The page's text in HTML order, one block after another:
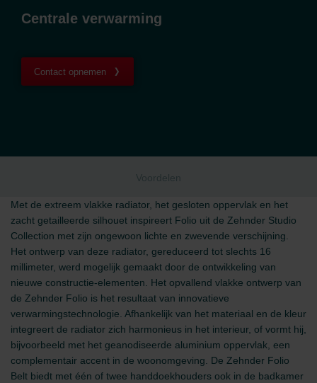
Centrale verwarming
Contact opnemen
Voordelen
Met de extreem vlakke radiator, het gesloten oppervlak en het
zacht getailleerde silhouet inspireert Folio uit de Zehnder Studio
Collection met zijn ongewoon lichte en zwevende verschijning.
Het ontwerp van deze radiator, gereduceerd tot slechts 16
millimeter, werd mogelijk gemaakt door de ontwikkeling van
nieuwe constructie-elementen. Het opvallend vlakke ontwerp van
de Zehnder Folio is het resultaat van innovatieve
verwarmingstechnologie. Afhankelijk van het materiaal en de kleur
integreert de radiator zich harmonieus in het interieur, of vormt hij,
bijvoorbeeld met het geanodiseerde aluminium oppervlak, een
complementair accent in de woonomgeving. De Zehnder Folio
Belt biedt met één of twee handdoekhouders ook in de badkamer